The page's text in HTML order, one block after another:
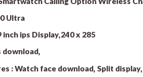
Ultra
inch ips Display,240 x 285
download,
: Watch face download, Split